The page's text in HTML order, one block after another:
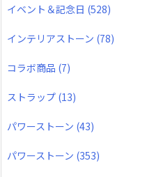
イベント＆記念日 (528)
インテリアストーン (78)
コラボ商品 (7)
ストラップ (13)
パワーストーン (43)
パワーストーン (353)